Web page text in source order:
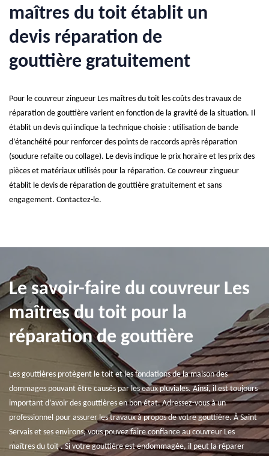
maîtres du toit établit un
devis réparation de
gouttière gratuitement
Pour le couvreur zingueur Les maîtres du toit les coûts des travaux de
réparation de gouttière varient en fonction de la gravité de la situation. Il
établit un devis qui indique la technique choisie : utilisation de bande
d’étanchéité pour renforcer des points de raccords après réparation
(soudure refaite ou collage). Le devis indique le prix horaire et les prix des
pièces et matériaux utilisés pour la réparation. Ce couvreur zingueur
établit le devis de réparation de gouttière gratuitement et sans
engagement. Contactez-le.
Le savoir-faire du couvreur Les
maîtres du toit pour la
réparation de gouttière
Les gouttières protègent le toit et les fondations de la maison des
dommages pouvant être causés par les eaux pluviales. Ainsi, il est toujours
important d’avoir des gouttières en bon état. Adressez-vous à un
professionnel pour assurer les travaux à propos de votre gouttière. À Saint
Servais et ses environs, vous pouvez faire confiance au couvreur Les
maîtres du toit . Si votre gouttière est endommagée, il peut la réparer